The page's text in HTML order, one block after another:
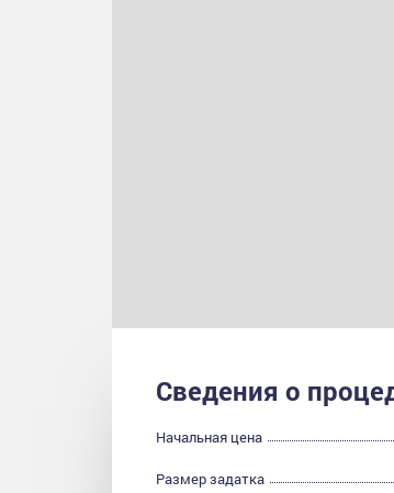
Сведения о
Начальная цена
Размер задатка